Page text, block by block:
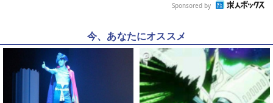
Sponsored by
今、あなたにオススメ